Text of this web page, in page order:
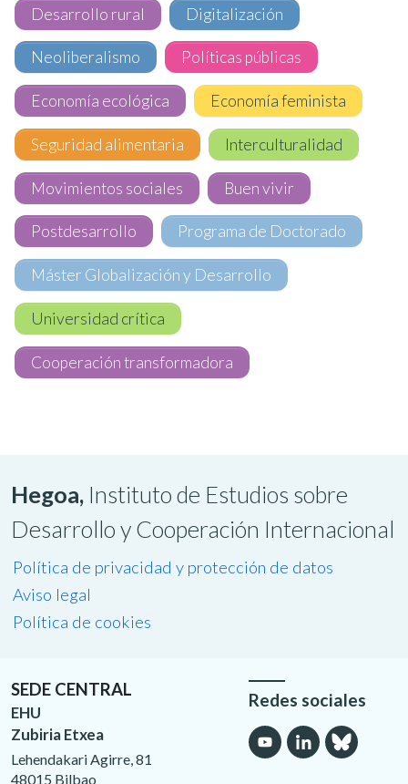
Desarrollo rural Digitalización
Neoliberalismo Políticas públicas
Economía ecológica Economía feminista
Seguridad alimentaria Interculturalidad
Movimientos sociales Buen vivir
Postdesarrollo Programa de Doctorado
Máster Globalización y Desarrollo
Universidad crítica
Cooperación transformadora
Hegoa, Instituto de Estudios sobre
Desarrollo y Cooperación Internacional
Política de privacidad y protección de datos
Aviso legal
Política de cookies
SEDE CENTRAL
EHU
Zubiria Etxea
Lehendakari Agirre, 81
48015 Bilbao
Redes sociales